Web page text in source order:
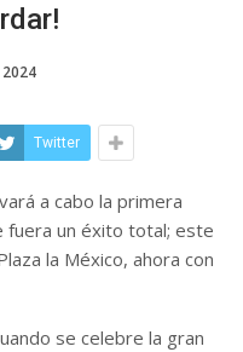
Twitter
a cabo la primera
fuera un éxito total; este
la México, ahora con
se celebre la gran